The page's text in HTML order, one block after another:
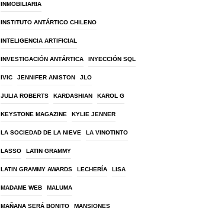
INMOBILIARIA
INSTITUTO ANTÁRTICO CHILENO
INTELIGENCIA ARTIFICIAL
INVESTIGACIÓN ANTÁRTICA INYECCIÓN SQL
IVIC JENNIFER ANISTON JLO
JULIA ROBERTS KARDASHIAN KAROL G
KEYSTONE MAGAZINE KYLIE JENNER
LA SOCIEDAD DE LA NIEVE LA VINOTINTO
LASSO LATIN GRAMMY
LATIN GRAMMY AWARDS LECHERÍA LISA
MADAME WEB MALUMA
MAÑANA SERÁ BONITO MANSIONES